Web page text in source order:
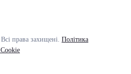
права захищені. Політика
Cookie